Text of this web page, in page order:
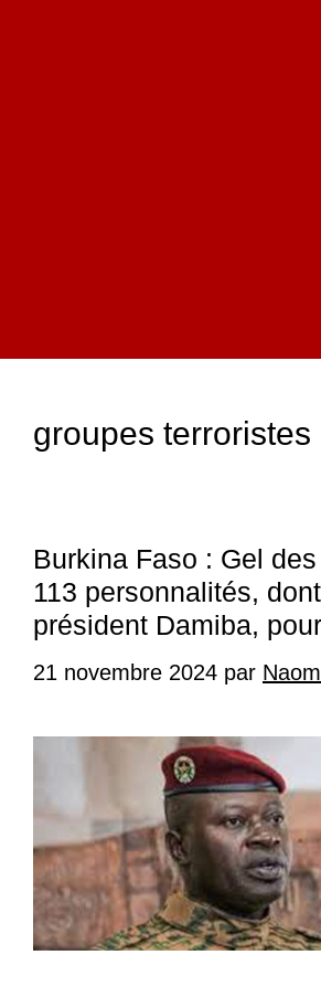
groupes terroristes
Burkina Faso : Gel
113 personnalités,
président Damiba,
21 novembre 2024 par